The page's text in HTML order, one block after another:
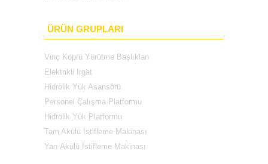
ÜRÜN GRUPLARI
Vinç Köprü Yürütme Başlıkları
Elektrikli Irgat
Hidrolik Yük Asansörü
Personel Çalışma Platformu
Hidrolik Yük Platformu
Tam Akülü İstifleme Makinası
Yarı Akülü İstifleme Makinası